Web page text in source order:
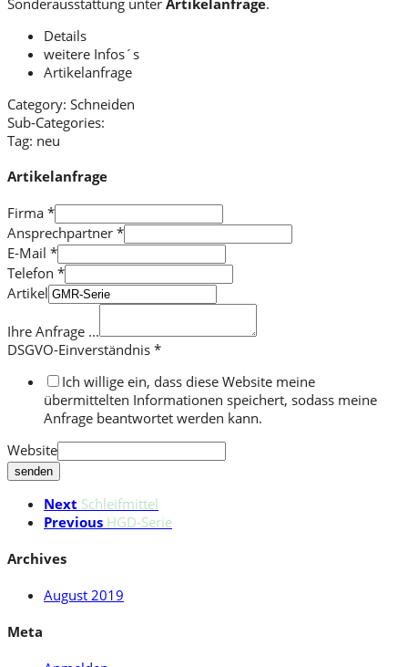
Details
weitere Infos´s
Artikelanfrage
Category: Schneiden
Sub-Categories:
Tag: neu
Artikelanfrage
Firma *
Ansprechpartner *
E-Mail *
Telefon *
Artikel
Ihre Anfrage ...
DSGVO-Einverständnis *
Ich willige ein, dass diese Website meine
übermittelten Informationen speichert, sodass meine
Anfrage beantwortet werden kann.
Website
senden
Next Schleifmittel
Previous HGD-Serie
Archives
August 2019
Meta